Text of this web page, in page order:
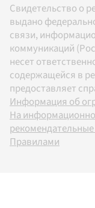
Свидетельство о
выдано
связи,
коммуникаций
несет
содержащейся в
предоставляет
Информация об
На
Правилами